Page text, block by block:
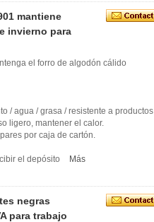
mantiene
invierno para
el forro de algodón cálido
/ agua / grasa / resistente a productos
ligero, mantener el calor.
por caja de cartón.
el depósito
Más
negras
para trabajo